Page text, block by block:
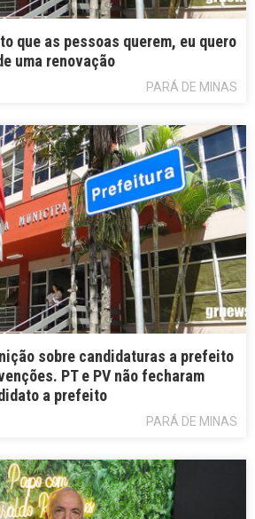
que as pessoas querem, eu quero
uma renovação
PARÁ DE MINAS
sobre candidaturas a prefeito
PT e PV não fecharam
a prefeito
PARÁ DE MINAS